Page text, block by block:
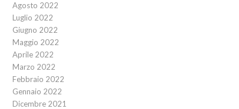
Agosto 2022
Luglio 2022
Giugno 2022
Maggio 2022
Aprile 2022
Marzo 2022
Febbraio 2022
Gennaio 2022
Dicembre 2021